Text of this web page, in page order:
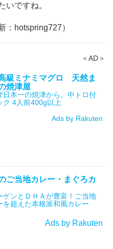
いですね。
：hotspring727）
＜AD＞
級ミナミマグロ 天然ま
焼津屋
日本一の焼津から。中トロ付
ク 4人前400g以上
Ads by Rakuten
ご当地カレー・まぐろカ
ゲンとＤＨＡが豊富！ご当地
を超えた本格派和風カレー
Ads by Rakuten